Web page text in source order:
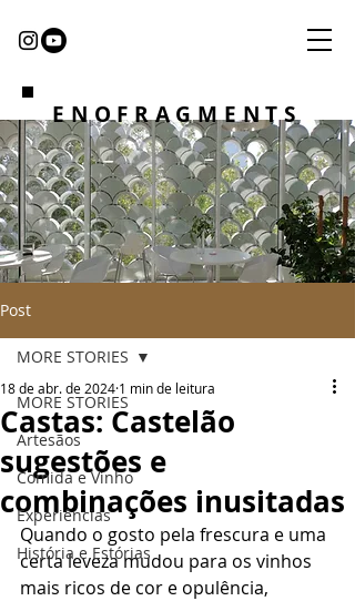
ENOFRAGMENTS
Post
MORE STORIES
Artesãos
Comida e Vinho
Experiências
História e Estórias
MORE STORIES
Castas: Castelão
sugestões e
combinações inusitadas
18 de abr. de 2024 1 min de leitura
Quando o gosto pela frescura e uma
certa leveza mudou para os vinhos
mais ricos de cor e opulência,